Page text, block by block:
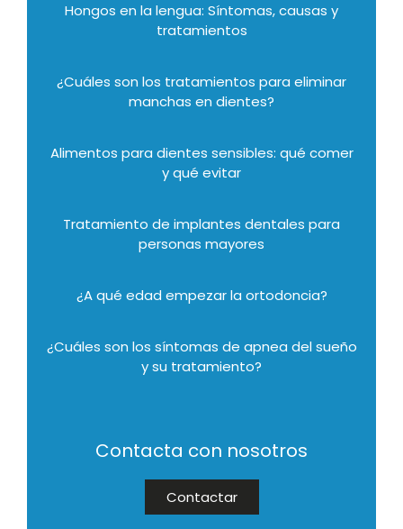
Hongos en la lengua: Síntomas, causas y
tratamientos
¿Cuáles son los tratamientos para eliminar
manchas en dientes?
Alimentos para dientes sensibles: qué comer
y qué evitar
Tratamiento de implantes dentales para
personas mayores
¿A qué edad empezar la ortodoncia?
¿Cuáles son los síntomas de apnea del sueño
y su tratamiento?
Contacta con nosotros
Contactar